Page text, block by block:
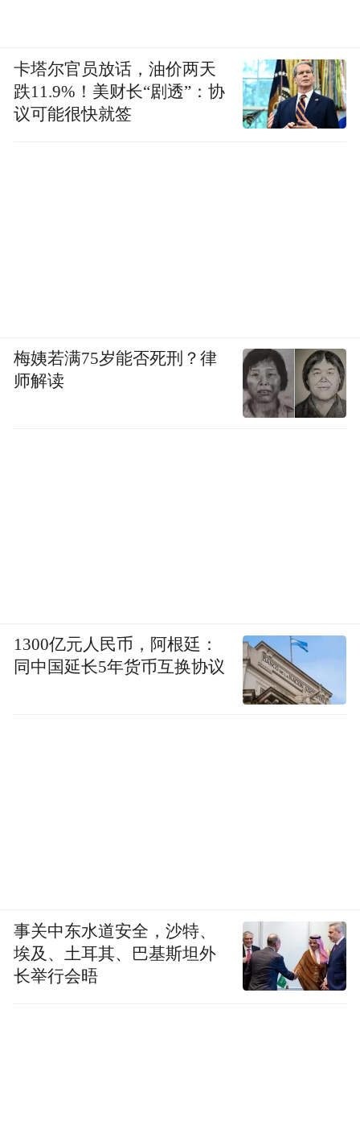
卡塔尔官员放话，油价两天
跌11.9%！美财长“剧透”：协
议可能很快就签
梅姨若满75岁能否死刑？律
师解读
1300亿元人民币，阿根廷：
同中国延长5年货币互换协议
事关中东水道安全，沙特、
埃及、土耳其、巴基斯坦外
长举行会晤